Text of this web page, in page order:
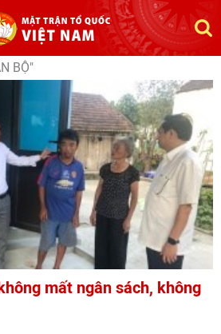
BỘ"
mất ngân sách, không